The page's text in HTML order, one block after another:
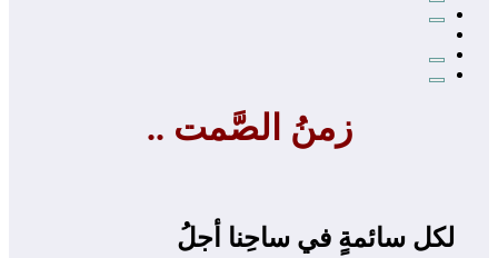
زمنُ الصَّمت ..
لكل سائمةٍ في ساحِنا أجلُ ‍